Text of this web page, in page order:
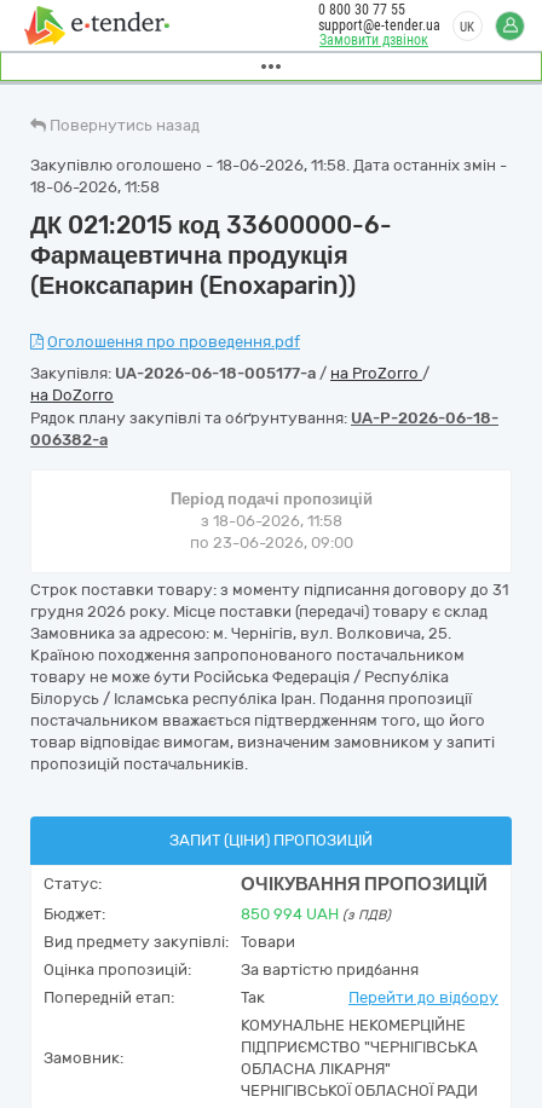
Замовити дзвінок
0 800 30 77 55
support@e-tender.ua
UK
Повернутись назад
Закупівлю оголошено - 18-06-2026, 11:58. Дата останніх змін -
18-06-2026, 11:58
ДК 021:2015 код 33600000-6-
Фармацевтична продукція
(Еноксапарин (Enoxaparin))
Оголошення про проведення.pdf
Закупівля: UA-2026-06-18-005177-a / на ProZorro /
на DoZorro
Рядок плану закупівлі та обґрунтування: UA-P-2026-06-18-
006382-a
Період подачі пропозицій
з 18-06-2026, 11:58
по 23-06-2026, 09:00
Строк поставки товару: з моменту підписання договору до 31
грудня 2026 року. Місце поставки (передачі) товару є склад
Замовника за адресою: м. Чернігів, вул. Волковича, 25.
Країною походження запропонованого постачальником
товару не може бути Російська Федерація / Республіка
Білорусь / Ісламська республіка Іран. Подання пропозиції
постачальником вважається підтвердженням того, що його
товар відповідає вимогам, визначеним замовником у запиті
пропозицій постачальників.
ЗАПИТ (ЦІНИ) ПРОПОЗИЦІЙ
Статус: ОЧІКУВАННЯ ПРОПОЗИЦІЙ
Бюджет: 850 994 UAH (з ПДВ)
Вид предмету закупівлі:
Товари
Оцінка пропозицій:
За вартістю придбання
Попередній етап:
Так Перейти до відбору
Замовник:
КОМУНАЛЬНЕ НЕКОМЕРЦІЙНЕ
ПІДПРИЄМСТВО "ЧЕРНІГІВСЬКА
ОБЛАСНА ЛІКАРНЯ"
ЧЕРНІГІВСЬКОЇ ОБЛАСНОЇ РАДИ